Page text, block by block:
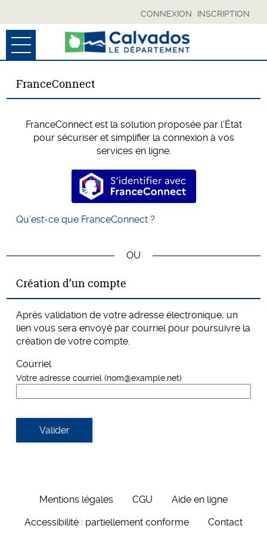
CONNEXION INSCRIPTION
Ouvrir le menu
SUIVI DE MES DÉMARCHES
MON COMPTE
ESPACE COLLECTIVITÉS
FranceConnect
FranceConnect est la solution proposée par l’État
pour sécuriser et simplifier la connexion à vos
services en ligne.
S’identifier avec
Qu’est-ce que FranceConnect ?
Création d’un compte
Après validation de votre adresse électronique, un
lien vous sera envoyé par courriel pour poursuivre la
création de votre compte.
Courriel
Votre adresse courriel (nom@example.net)
Valider
Mentions légales CGU
Aide en ligne
Accessibilité : partiellement conforme
Contact